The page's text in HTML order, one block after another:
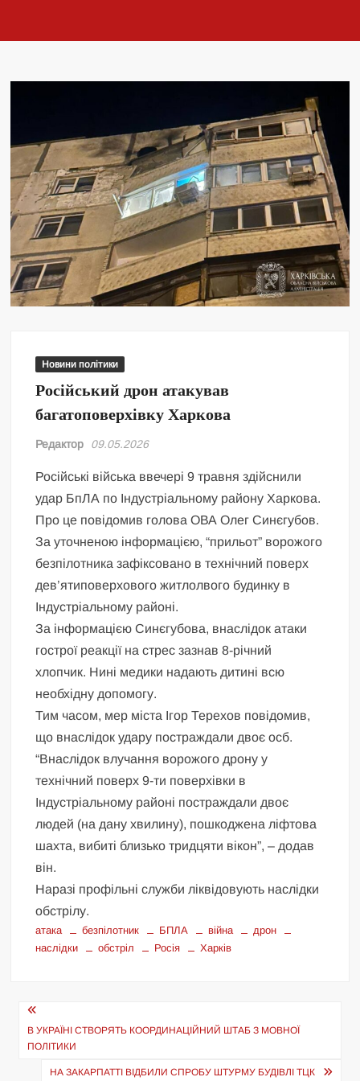
Новини політики
Російський дрон атакував
багатоповерхівку Харкова
Редактор 09.05.2026
Російські війська ввечері 9 травня здійснили
удар БпЛА по Індустріальному району Харкова.
Про це повідомив голова ОВА Олег Синєгубов.
За уточненою інформацією, “прильот” ворожого
безпілотника зафіксовано в технічний поверх
дев’ятиповерхового житлолвого будинку в
Індустріальному районі.
За інформацією Синєгубова, внаслідок атаки
гострої реакції на стрес зазнав 8-річний
хлопчик. Нині медики надають дитині всю
необхідну допомогу.
Тим часом, мер міста Ігор Терехов повідомив,
що внаслідок удару постраждали двоє осб.
“Внаслідок влучання ворожого дрону у
технічний поверх 9-ти поверхівки в
Індустріальному районі постраждали двоє
людей (на дану хвилину), пошкоджена ліфтова
шахта, вибиті близько тридцяти вікон”, – додав
він.
Наразі профільні служби ліквідовують наслідки
обстрілу.
атака безпілотник БПЛА війна
дрон
наслідки
обстріл Росія Харків
Навігація
записів
В УКРАЇНІ СТВОРЯТЬ КООРДИНАЦІЙНИЙ ШТАБ З МОВНОЇ
ПОЛІТИКИ
НА ЗАКАРПАТТІ ВІДБИЛИ СПРОБУ ШТУРМУ БУДІВЛІ ТЦК